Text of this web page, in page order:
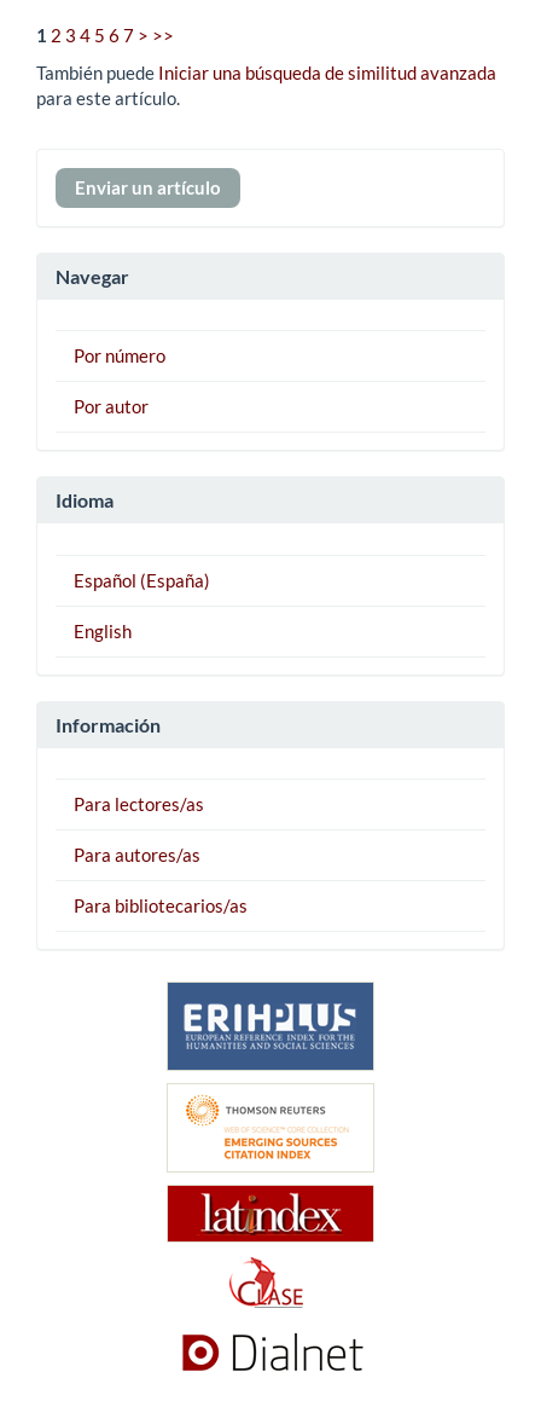
1 2 3 4 5 6 7 > >>
También puede Iniciar una búsqueda de similitud avanzada
para este artículo.
Enviar
un
Enviar un artículo
Navegar
Por número
Por autor
Idioma
Español (España)
English
Información
Para lectores/as
Para autores/as
Para bibliotecarios/as